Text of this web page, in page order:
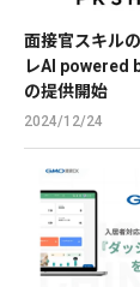
面接官スキル
レAI powered
の提供開始
2024/12/24